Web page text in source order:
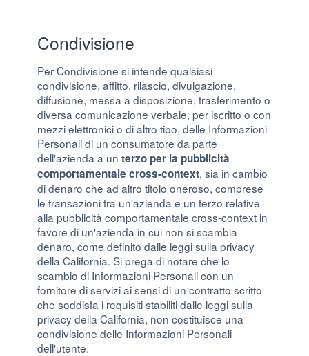
Condivisione
Per Condivisione si intende qualsiasi
condivisione, affitto, rilascio, divulgazione,
diffusione, messa a disposizione, trasferimento o
diversa comunicazione verbale, per iscritto o con
mezzi elettronici o di altro tipo, delle Informazioni
Personali di un consumatore da parte
dell'azienda a un terzo per la pubblicità
comportamentale cross-context, sia in cambio
di denaro che ad altro titolo oneroso, comprese
le transazioni tra un'azienda e un terzo relative
alla pubblicità comportamentale cross-context in
favore di un'azienda in cui non si scambia
denaro, come definito dalle leggi sulla privacy
della California. Si prega di notare che lo
scambio di Informazioni Personali con un
fornitore di servizi ai sensi di un contratto scritto
che soddisfa i requisiti stabiliti dalle leggi sulla
privacy della California, non costituisce una
condivisione delle Informazioni Personali
dell'utente.